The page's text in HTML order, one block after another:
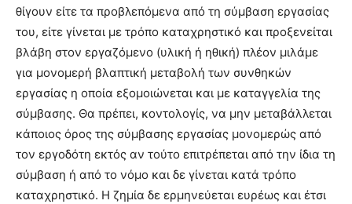
θίγουν είτε τα προβλεπόμενα από τη σύμβαση εργασίας
του, είτε γίνεται με τρόπο καταχρηστικό και προξενείται
βλάβη στον εργαζόμενο (υλική ή ηθική) πλέον μιλάμε
για μονομερή βλαπτική μεταβολή των συνθηκών
εργασίας η οποία εξομοιώνεται και με καταγγελία της
σύμβασης. Θα πρέπει, κοντολογίς, να μην μεταβάλλεται
κάποιος όρος της σύμβασης εργασίας μονομερώς από
τον εργοδότη εκτός αν τούτο επιτρέπεται από την ίδια τη
σύμβαση ή από το νόμο και δε γίνεται κατά τρόπο
καταχρηστικό. Η ζημία δε ερμηνεύεται ευρέως και έτσι